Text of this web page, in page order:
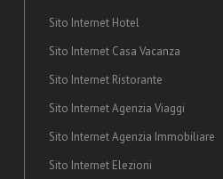
Sito Internet Hotel
Sito Internet Casa Vacanza
Sito Internet Ristorante
Sito Internet Agenzia Viaggi
Sito Internet Agenzia Immobiliare
Sito Internet Elezioni